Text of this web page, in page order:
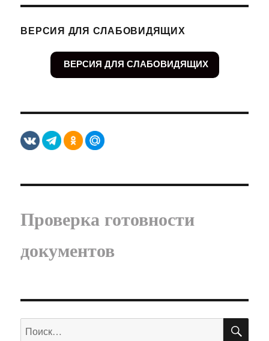
ВЕРСИЯ ДЛЯ СЛАБОВИДЯЩИХ
ВЕРСИЯ ДЛЯ СЛАБОВИДЯЩИХ
Проверка готовности
документов
Искать: